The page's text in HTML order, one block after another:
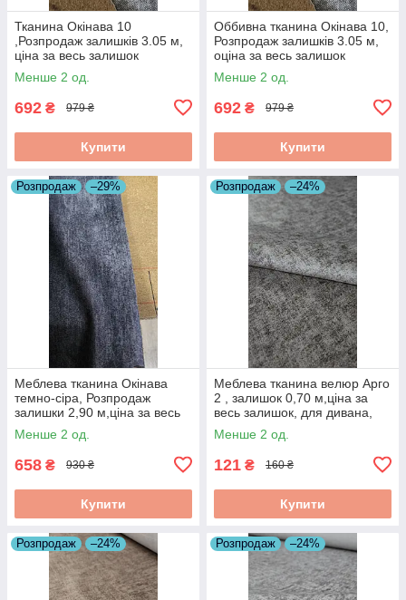
Тканина Окінава 10
,Розпродаж залишків 3.05 м,
ціна за весь залишок
Менше 2 од.
692 ₴ 979 ₴
Купити
Оббивна тканина Окінава 10,
Розпродаж залишків 3.05 м,
оціна за весь залишок
Менше 2 од.
692 ₴ 979 ₴
Купити
Розпродаж –29%
Меблева тканина Окінава
темно-сіра, Розпродаж
залишки 2,90 м,ціна за весь
залишок
Менше 2 од.
658 ₴ 930 ₴
Купити
Розпродаж –24%
Меблева тканина велюр Арго
2 , залишок 0,70 м,ціна за
весь залишок, для дивана,
тканина для оббивки меблів,
розпродаж
Менше 2 од.
121 ₴ 160 ₴
Купити
Розпродаж –24% Розпродаж –24%